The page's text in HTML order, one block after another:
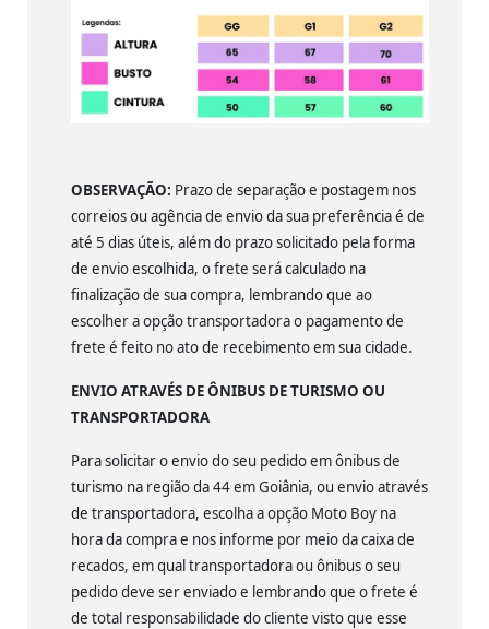
OBSERVAÇÃO: Prazo de separação e postagem nos
correios ou agência de envio da sua preferência é de
até 5 dias úteis, além do prazo solicitado pela forma
de envio escolhida, o frete será calculado na
finalização de sua compra, lembrando que ao
escolher a opção transportadora o pagamento de
frete é feito no ato de recebimento em sua cidade.
ENVIO ATRAVÉS DE ÔNIBUS DE TURISMO OU
TRANSPORTADORA
Para solicitar o envio do seu pedido em ônibus de
turismo na região da 44 em Goiânia, ou envio através
de transportadora, escolha a opção Moto Boy na
hora da compra e nos informe por meio da caixa de
recados, em qual transportadora ou ônibus o seu
pedido deve ser enviado e lembrando que o frete é
de total responsabilidade do cliente visto que esse